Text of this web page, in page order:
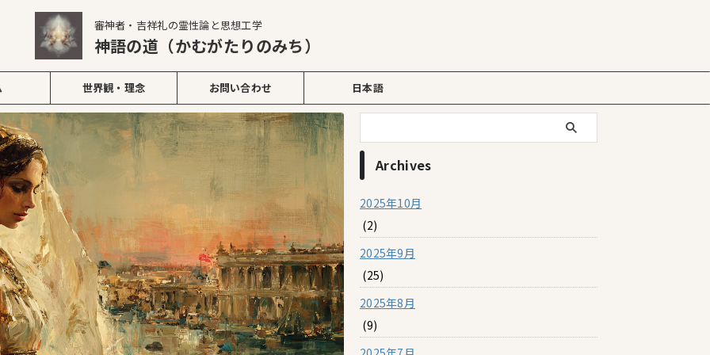
審神者・吉祥礼の霊性論と思想工学
神語の道（かむがたりのみち）
世界観・理念 お問い合わせ 日本語
Archives
2025年10月
(2)
2025年9月
(25)
2025年8月
(9)